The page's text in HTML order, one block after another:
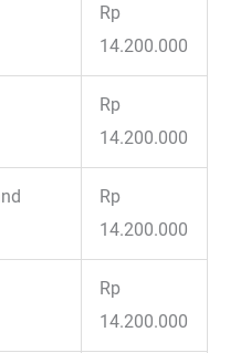
Rp
14.200.000
Rp
14.200.000
Rp
14.200.000
Rp
14.200.000